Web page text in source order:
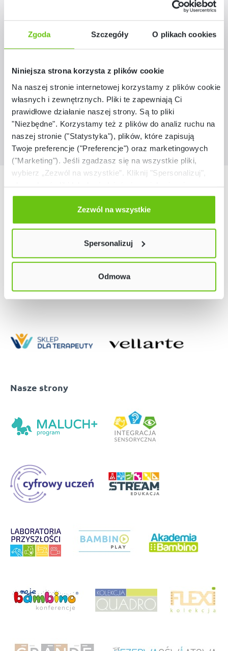
Zgoda Szczegóły O plikach cookies
Niniejsza strona korzysta z plików cookie
Na naszej stronie internetowej korzystamy z plików cookie:
własnych i zewnętrznych. Pliki te zapewniają Ci
prawidłowe działanie naszej strony. Są to pliki
"Niezbędne". Korzystamy też z plików do analiz ruchu na
naszej stronie ("Statystyka"), plików, które zapisują
Twoje preferencje ("Preferencje") oraz marketingowych
("Marketing"). Jeśli zgadzasz się na wszystkie pliki,
wybierz „Zezwól na wszystkie”. Kliknij "Spersonalizuj",
Odmów zgody poprzez przycisk „Odmowa”. Wtedy
użyjemy tylko plików niezbędnych dla naszej strony.
Twój wybór możesz zmienić przez kliknięcie przycisku w
Polityce prywatności
Zezwól na wszystkie
Spersonalizuj
Odmowa
Opis
są dWięcej
Materiały dla nauczyciela
Nasze strony